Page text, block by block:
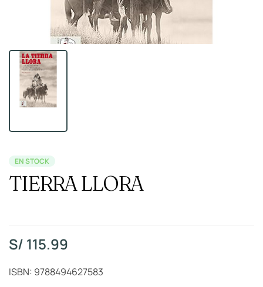
EN STOCK
TIERRA LLORA
S/ 115.99
ISBN: 9788494627583